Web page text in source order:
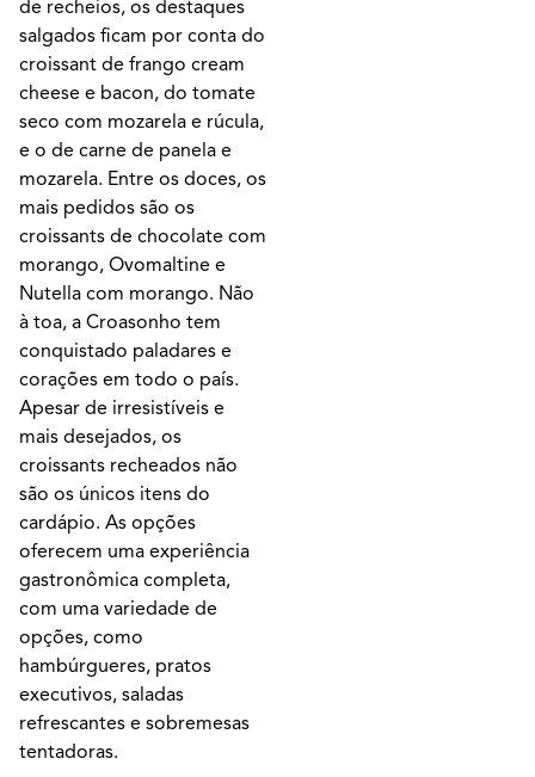
de recheios, os destaques
salgados ficam por conta do
croissant de frango cream
cheese e bacon, do tomate
seco com mozarela e rúcula,
e o de carne de panela e
mozarela. Entre os doces, os
mais pedidos são os
croissants de chocolate com
morango, Ovomaltine e
Nutella com morango. Não
à toa, a Croasonho tem
conquistado paladares e
corações em todo o país.
Apesar de irresistíveis e
mais desejados, os
croissants recheados não
são os únicos itens do
cardápio. As opções
oferecem uma experiência
gastronômica completa,
com uma variedade de
opções, como
hambúrgueres, pratos
executivos, saladas
refrescantes e sobremesas
tentadoras.